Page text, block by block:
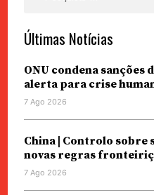
Últimas Notícias
ONU condena sanções
alerta para crise
7 Ago 2026
China | Controlo sobre
novas regras
7 Ago 2026